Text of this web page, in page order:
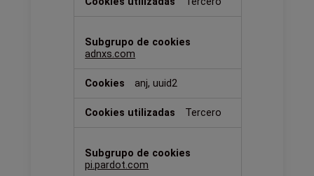
adnxs.com
anj, uuid2
Tercero
pi.pardot.com